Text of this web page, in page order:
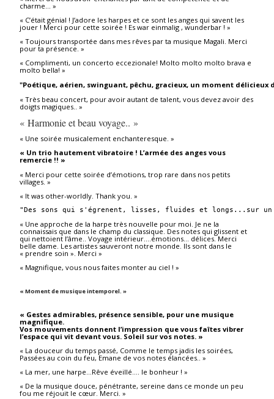
charme… »
« C’était génial ! J’adore les harpes et ce sont les anges qui savent les
jouer ! Merci pour cette soirée ! Es war einmalig , wunderbar ! »
« Toujours transportée dans mes rêves par ta musique Magali. Merci
pour ta présence. »
« Complimenti, un concerto eccezionale! Molto molto molto brava e
molto bella! »
"Poétique, aérien, swinguant, pêchu, gracieux, un moment délicieux
« Très beau concert, pour avoir autant de talent, vous devez avoir des
doigts magiques.. »
« Harmonie et beau voyage.. »
« Une soirée musicalement enchanteresque. »
« Un trio hautement vibratoire ! L’armée des anges vous
remercie !! »
« Merci pour cette soirée d’émotions, trop rare dans nos petits
villages. »
« It was other-worldly. Thank you. »
"Des sons qui s'égrenent, lisses, fluides et longs...sur
« Une approche de la harpe très nouvelle pour moi. Je ne la
connaissais que dans le champ du classique. Des notes qui glissent et
qui nettoient l’âme.. Voyage intérieur….émotions… délices. Merci
belle dame. Les artistes sauveront notre monde. Ils sont dans le
« prendre soin ». Merci »
« Magnifique, vous nous faites monter au ciel ! »
« Moment de musique intemporel. »
« Gestes admirables, présence sensible, pour une musique
magnifique.
Vos mouvements donnent l’impression que vous faîtes vibrer
l’espace qui vit devant vous. Soleil sur vos notes. »
« La douceur du temps passé, Comme le temps jadis les soirées,
Passées au coin du feu, Emane de vos notes élancées.. »
« La mer, une harpe…Rêve éveillé…. le bonheur ! »
« De la musique douce, pénétrante, sereine dans ce monde un peu
fou me réjouit le cœur. Merci. »